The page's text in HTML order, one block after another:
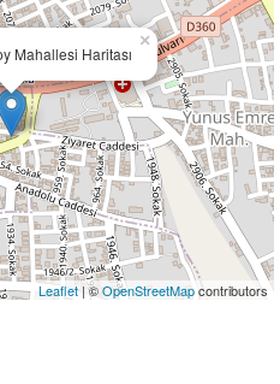
Mahallesi Haritası
×
Leaflet| ©OpenStreetMapcontributors